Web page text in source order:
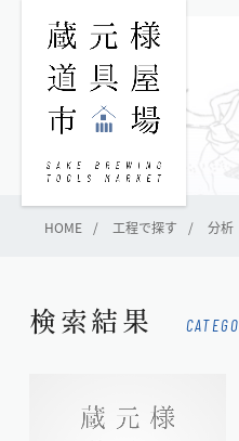
HOME 工程で探す 分析
検索結果